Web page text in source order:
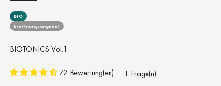
BIO
Eröffnungsangebot
BIOTONICS Vol.1
72 Bewertung(en) 1 Frage(n)